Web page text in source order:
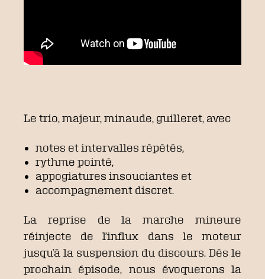
Le trio, majeur, minaude, guilleret, avec
notes et intervalles répétés,
rythme pointé,
appogiatures insouciantes et
accompagnement discret.
La reprise de la marche mineure
réinjecte de l’influx dans le moteur
jusqu’à la suspension du discours. Dès le
prochain épisode, nous évoquerons la